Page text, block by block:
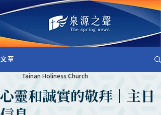
文章
心靈和誠實的敬拜｜主日
Tainan Holiness Church